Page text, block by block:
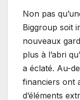
Non pas
Biggroup soit
nouveaux
plus à l’abri
a éclaté. Au-
financiers ont
d’éléments